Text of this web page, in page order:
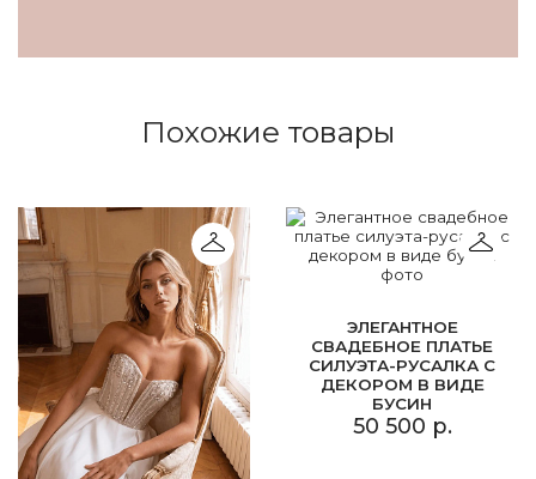
Похожие товары
ЭЛЕГАНТНОЕ
СВАДЕБНОЕ ПЛАТЬЕ
СИЛУЭТА-РУСАЛКА С
ДЕКОРОМ В ВИДЕ
БУСИН
50 500 р.